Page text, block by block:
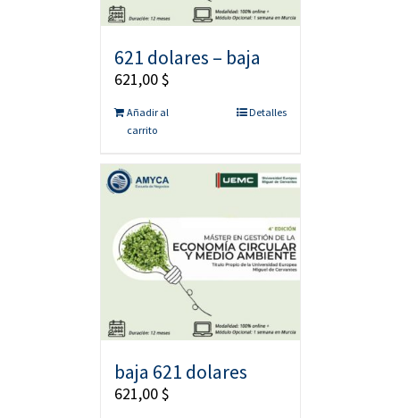
621 dolares – baja
621,00$
Añadir al
carrito
Detalles
baja 621 dolares
621,00$